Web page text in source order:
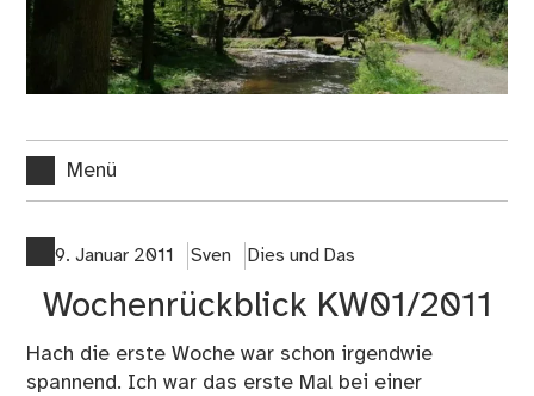
Menü
9. Januar 2011 Sven Dies und Das
Wochenrückblick KW01/2011
Hach die erste Woche war schon irgendwie
spannend. Ich war das erste Mal bei einer